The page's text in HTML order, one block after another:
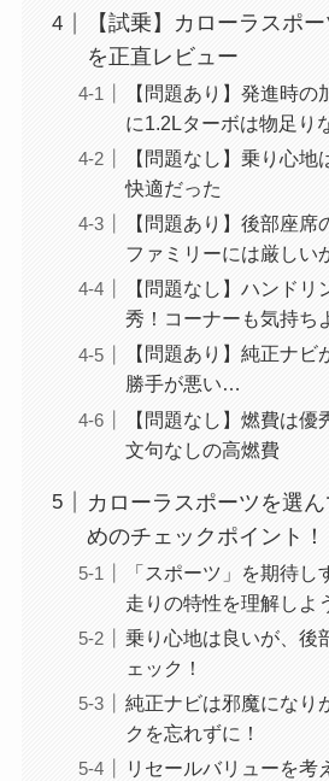
【試乗】カローラスポ
を正直レビュー
【問題あり】発進時
に1.2Lターボは物足り
【問題なし】乗り心
快適だった
【問題あり】後部座
ファミリーには厳しい
【問題なし】ハンド
秀！コーナーも気持ち
【問題あり】純正ナ
勝手が悪い…
【問題なし】燃費は
文句なしの高燃費
カローラスポーツを選
めのチェックポイント！
「スポーツ」を期待し
走りの特性を理解しよ
乗り心地は良いが、後
ェック！
純正ナビは邪魔になり
クを忘れずに！
リセールバリューを考